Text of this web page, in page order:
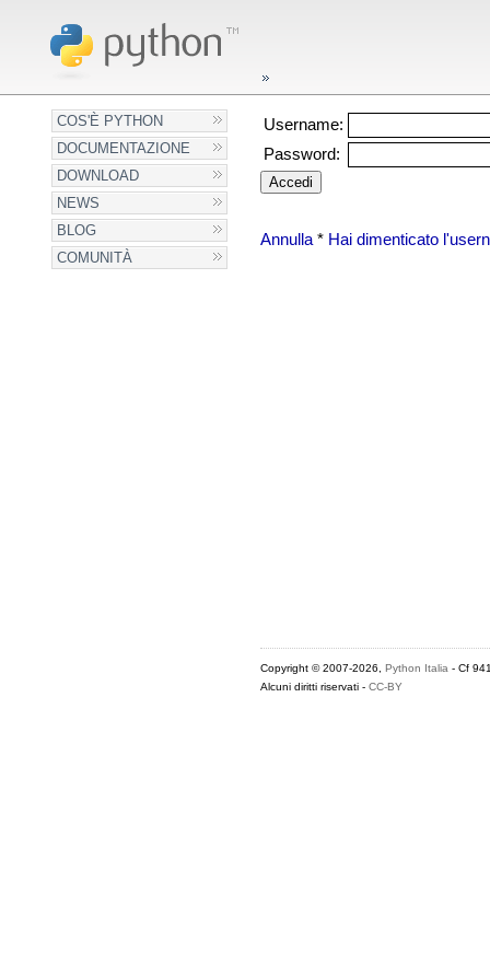
COS'È PYTHON
DOCUMENTAZIONE
DOWNLOAD
NEWS
BLOG
COMUNITÀ
Username:
Password:
Annulla* Hai dimenticato
Copyright © 2007-2026, Python Italia - Cf
Alcuni diritti riservati - CC-BY